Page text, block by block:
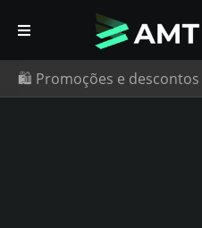
🛍️ Promoções e descontos